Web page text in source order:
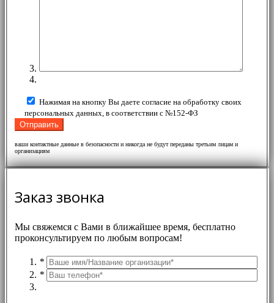
Нажимая на кнопку Вы даете согласие на обработку своих
персональных данных, в соответствии с №152-ФЗ
ваши контактные данные в безопасности и никогда не будут переданы третьим лицам и
организациям
Заказ звонка
Мы свяжемся с Вами в ближайшее время, бесплатно
проконсультируем по любым вопросам!
*
*